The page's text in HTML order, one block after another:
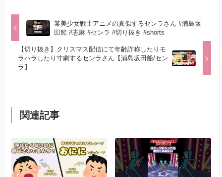
某美少女戦士アニメの真似するセンラさん #浦島坂
田船 #志麻 #センラ #切り抜き #shorts
【切り抜き】クリスマス配信にて年齢詐称したりモ
ラハラしたり寸劇するセンラさん【浦島坂田船/セン
ラ】
関連記事